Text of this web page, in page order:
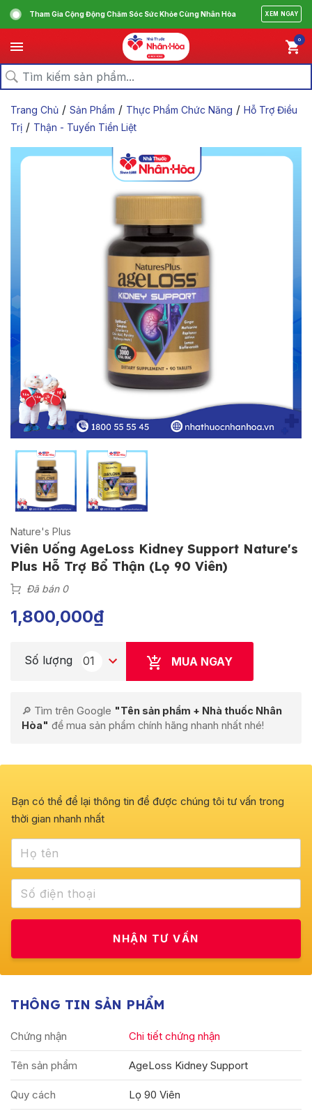
Tham Gia Cộng Động Chăm Sóc Sức Khỏe Cùng Nhân Hòa XEM NGAY
0
Trang Chủ / Sản Phẩm / Thực Phẩm Chức Năng / Hỗ Trợ Điều
Trị / Thận - Tuyến Tiền Liệt
Nature's Plus
Viên Uống AgeLoss Kidney Support Nature's
Plus Hỗ Trợ Bổ Thận (Lọ 90 Viên)
Đã bán 0
1,800,000₫
Số lượng 01 MUA NGAY
🔎 Tìm trên Google "Tên sản phẩm + Nhà thuốc Nhân
Hòa" để mua sản phẩm chính hãng nhanh nhất nhé!
Bạn có thể để lại thông tin để được chúng tôi tư vấn trong
thời gian nhanh nhất
THÔNG TIN SẢN PHẨM
Chứng nhận Chi tiết chứng nhận
Tên sản phẩm AgeLoss Kidney Support
Quy cách Lọ 90 Viên